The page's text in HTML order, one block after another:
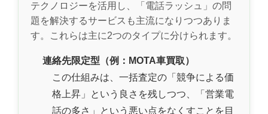
テクノロジーを活用し、「電話ラッシュ」の問
題を解決するサービスも主流になりつつありま
す。これらは主に2つのタイプに分けられます。
連絡先限定型（例：MOTA車買取）
この仕組みは、一括査定の「競争による価
格上昇」という良さを残しつつ、「営業電
話の多さ」という悪い点をなくすことを目